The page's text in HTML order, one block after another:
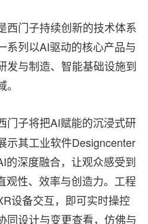
西门子持续创新的技术体系
系列以AI驱动的核心产品与
发与制造、智能基础设施到
门子将把AI赋能的沉浸式研
示其工业软件Designcenter
的深度融合，让观众感受到
观性、效率与创造力。工程
设备交互，即可实时操控
同设计与变更查看，仿佛与